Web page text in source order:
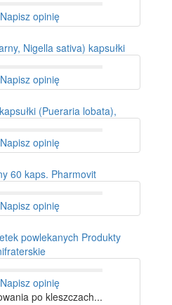
Napisz opinię
Nigella sativa) kapsułki
Napisz opinię
(Pueraria lobata),
Napisz opinię
60 kaps. Pharmovit
Napisz opinię
powlekanych Produkty
Napisz opinię
po kleszczach...